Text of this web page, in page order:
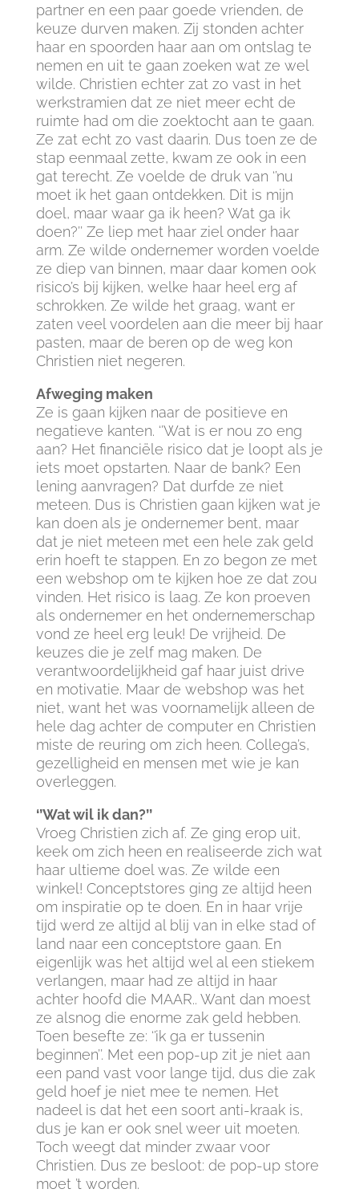
partner en een paar goede vrienden, de
keuze durven maken. Zij stonden achter
haar en spoorden haar aan om ontslag te
nemen en uit te gaan zoeken wat ze wel
wilde. Christien echter zat zo vast in het
werkstramien dat ze niet meer echt de
ruimte had om die zoektocht aan te gaan.
Ze zat echt zo vast daarin. Dus toen ze de
stap eenmaal zette, kwam ze ook in een
gat terecht. Ze voelde de druk van ‘’nu
moet ik het gaan ontdekken. Dit is mijn
doel, maar waar ga ik heen? Wat ga ik
doen?’’ Ze liep met haar ziel onder haar
arm. Ze wilde ondernemer worden voelde
ze diep van binnen, maar daar komen ook
risico’s bij kijken, welke haar heel erg af
schrokken. Ze wilde het graag, want er
zaten veel voordelen aan die meer bij haar
pasten, maar de beren op de weg kon
Christien niet negeren.
Afweging maken
Ze is gaan kijken naar de positieve en
negatieve kanten. ‘’Wat is er nou zo eng
aan? Het financiële risico dat je loopt als je
iets moet opstarten. Naar de bank? Een
lening aanvragen? Dat durfde ze niet
meteen. Dus is Christien gaan kijken wat je
kan doen als je ondernemer bent, maar
dat je niet meteen met een hele zak geld
erin hoeft te stappen. En zo begon ze met
een webshop om te kijken hoe ze dat zou
vinden. Het risico is laag. Ze kon proeven
als ondernemer en het ondernemerschap
vond ze heel erg leuk! De vrijheid. De
keuzes die je zelf mag maken. De
verantwoordelijkheid gaf haar juist drive
en motivatie. Maar de webshop was het
niet, want het was voornamelijk alleen de
hele dag achter de computer en Christien
miste de reuring om zich heen. Collega’s,
gezelligheid en mensen met wie je kan
overleggen.
‘’Wat wil ik dan?’’
Vroeg Christien zich af. Ze ging erop uit,
keek om zich heen en realiseerde zich wat
haar ultieme doel was. Ze wilde een
winkel! Conceptstores ging ze altijd heen
om inspiratie op te doen. En in haar vrije
tijd werd ze altijd al blij van in elke stad of
land naar een conceptstore gaan. En
eigenlijk was het altijd wel al een stiekem
verlangen, maar had ze altijd in haar
achter hoofd die MAAR.. Want dan moest
ze alsnog die enorme zak geld hebben.
Toen besefte ze: ‘’ik ga er tussenin
beginnen’’. Met een pop-up zit je niet aan
een pand vast voor lange tijd, dus die zak
geld hoef je niet mee te nemen. Het
nadeel is dat het een soort anti-kraak is,
dus je kan er ook snel weer uit moeten.
Toch weegt dat minder zwaar voor
Christien. Dus ze besloot: de pop-up store
moet ’t worden.